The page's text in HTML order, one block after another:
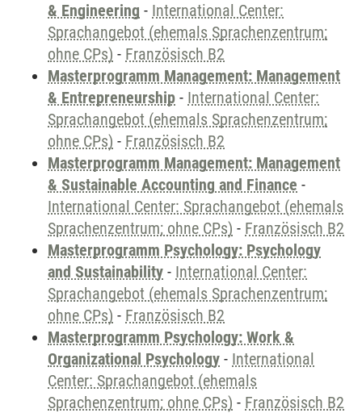
& Engineering - International Center:
Sprachangebot (ehemals Sprachenzentrum;
ohne CPs) - Französisch B2
Masterprogramm Management: Management
& Entrepreneurship - International Center:
Sprachangebot (ehemals Sprachenzentrum;
ohne CPs) - Französisch B2
Masterprogramm Management: Management
& Sustainable Accounting and Finance -
International Center: Sprachangebot (ehemals
Sprachenzentrum; ohne CPs) - Französisch B2
Masterprogramm Psychology: Psychology
and Sustainability - International Center:
Sprachangebot (ehemals Sprachenzentrum;
ohne CPs) - Französisch B2
Masterprogramm Psychology: Work &
Organizational Psychology - International
Center: Sprachangebot (ehemals
Sprachenzentrum; ohne CPs) - Französisch B2